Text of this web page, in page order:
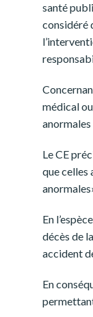
santé
considéré
médical
Le CE
que celles
En
décès de
accident
En